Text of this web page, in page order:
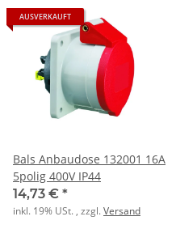
AUSVERKAUFT
Bals Anbaudose 132001 16A
5polig 400V IP44
14,73 € *
inkl. 19% USt. , zzgl.Versand